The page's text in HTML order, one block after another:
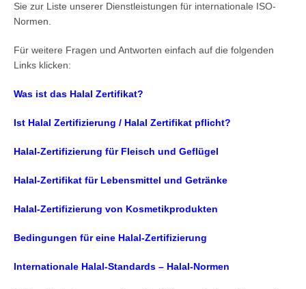
Sie zur Liste unserer Dienstleistungen für internationale ISO-
Normen.
Für weitere Fragen und Antworten einfach auf die folgenden
Links klicken:
Was ist das Halal Zertifikat?
Ist Halal Zertifizierung / Halal Zertifikat pflicht?
Halal-Zertifizierung für Fleisch und Geflügel
Halal-Zertifikat für Lebensmittel und Getränke
Halal-Zertifizierung von Kosmetikprodukten
Bedingungen für eine Halal-Zertifizierung
Internationale Halal-Standards – Halal-Normen